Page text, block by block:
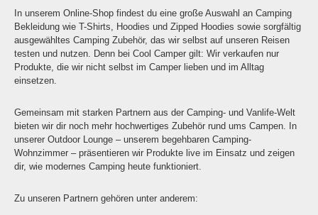
In unserem Online-Shop findest du eine große Auswahl an Camping
Bekleidung wie T-Shirts, Hoodies und Zipped Hoodies sowie sorgfältig
ausgewähltes Camping Zubehör, das wir selbst auf unseren Reisen
testen und nutzen. Denn bei Cool Camper gilt: Wir verkaufen nur
Produkte, die wir nicht selbst im Camper lieben und im Alltag
einsetzen.
Gemeinsam mit starken Partnern aus der Camping- und Vanlife-Welt
bieten wir dir noch mehr hochwertiges Zubehör rund ums Campen. In
unserer Outdoor Lounge – unserem begehbaren Camping-
Wohnzimmer – präsentieren wir Produkte live im Einsatz und zeigen
dir, wie modernes Camping heute funktioniert.
Zu unseren Partnern gehören unter anderem: